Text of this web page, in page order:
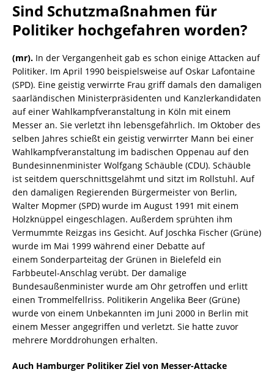
Sind Schutzmaßnahmen für
Politiker hochgefahren worden?
(mr). In der Vergangenheit gab es schon einige Attacken auf
Politiker. Im April 1990 beispielsweise auf Oskar Lafontaine
(SPD). Eine geistig verwirrte Frau griff damals den damaligen
saarländischen Ministerpräsidenten und Kanzlerkandidaten
auf einer Wahlkampfveranstaltung in Köln mit einem
Messer an. Sie verletzt ihn lebensgefährlich. Im Oktober des
selben Jahres schießt ein geistig verwirrter Mann bei einer
Wahlkampfveranstaltung im badischen Oppenau auf den
Bundesinnenminister Wolfgang Schäuble (CDU). Schäuble
ist seitdem querschnittsgelähmt und sitzt im Rollstuhl. Auf
den damaligen Regierenden Bürgermeister von Berlin,
Walter Mopmer (SPD) wurde im August 1991 mit einem
Holzknüppel eingeschlagen. Außerdem sprühten ihm
Vermummte Reizgas ins Gesicht. Auf Joschka Fischer (Grüne)
wurde im Mai 1999 während einer Debatte auf
einem Sonderparteitag der Grünen in Bielefeld ein
Farbbeutel-Anschlag verübt. Der damalige
Bundesaußenminister wurde am Ohr getroffen und erlitt
einen Trommelfellriss. Politikerin Angelika Beer (Grüne)
wurde von einem Unbekannten im Juni 2000 in Berlin mit
einem Messer angegriffen und verletzt. Sie hatte zuvor
mehrere Morddrohungen erhalten.
Auch Hamburger Politiker Ziel von Messer-Attacke